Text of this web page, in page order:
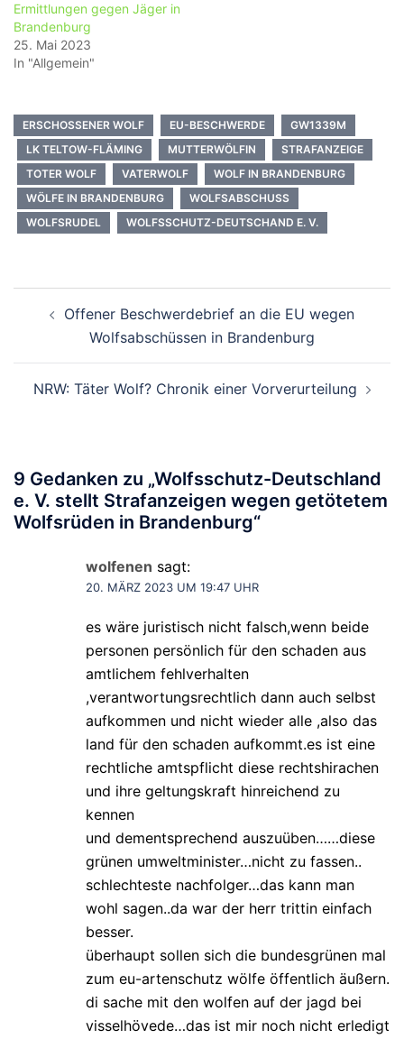
Ermittlungen gegen Jäger in
Brandenburg
25. Mai 2023
In "Allgemein"
ERSCHOSSENER WOLF EU-BESCHWERDE
GW1339M
LK TELTOW-FLÄMING
MUTTERWÖLFIN
STRAFANZEIGE
TOTER WOLF
VATERWOLF
WOLF IN BRANDENBURG
WÖLFE IN BRANDENBURG
WOLFSABSCHUSS
WOLFSRUDEL
WOLFSSCHUTZ-DEUTSCHAND E. V.
Offener Beschwerdebrief an die EU wegen
Wolfsabschüssen in Brandenburg
NRW: Täter Wolf? Chronik einer Vorverurteilung
9 Gedanken zu „Wolfsschutz-Deutschland
e. V. stellt Strafanzeigen wegen getötetem
Wolfsrüden in Brandenburg“
wolfenen sagt:
20. MÄRZ 2023 UM 19:47 UHR
es wäre juristisch nicht falsch,wenn beide
personen persönlich für den schaden aus
amtlichem fehlverhalten
,verantwortungsrechtlich dann auch selbst
aufkommen und nicht wieder alle ,also das
land für den schaden aufkommt.es ist eine
rechtliche amtspflicht diese rechtshirachen
und ihre geltungskraft hinreichend zu
kennen
und dementsprechend auszuüben……diese
grünen umweltminister…nicht zu fassen..
schlechteste nachfolger…das kann man
wohl sagen..da war der herr trittin einfach
besser.
überhaupt sollen sich die bundesgrünen mal
zum eu-artenschutz wölfe öffentlich äußern.
di sache mit den wolfen auf der jagd bei
visselhövede…das ist mir noch nicht erledigt